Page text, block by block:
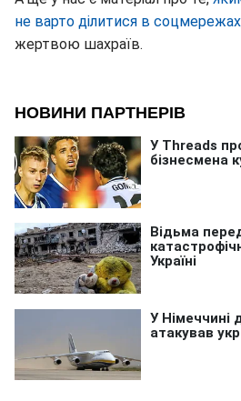
не варто ділитися в соцмережах
жертвою шахраїв.